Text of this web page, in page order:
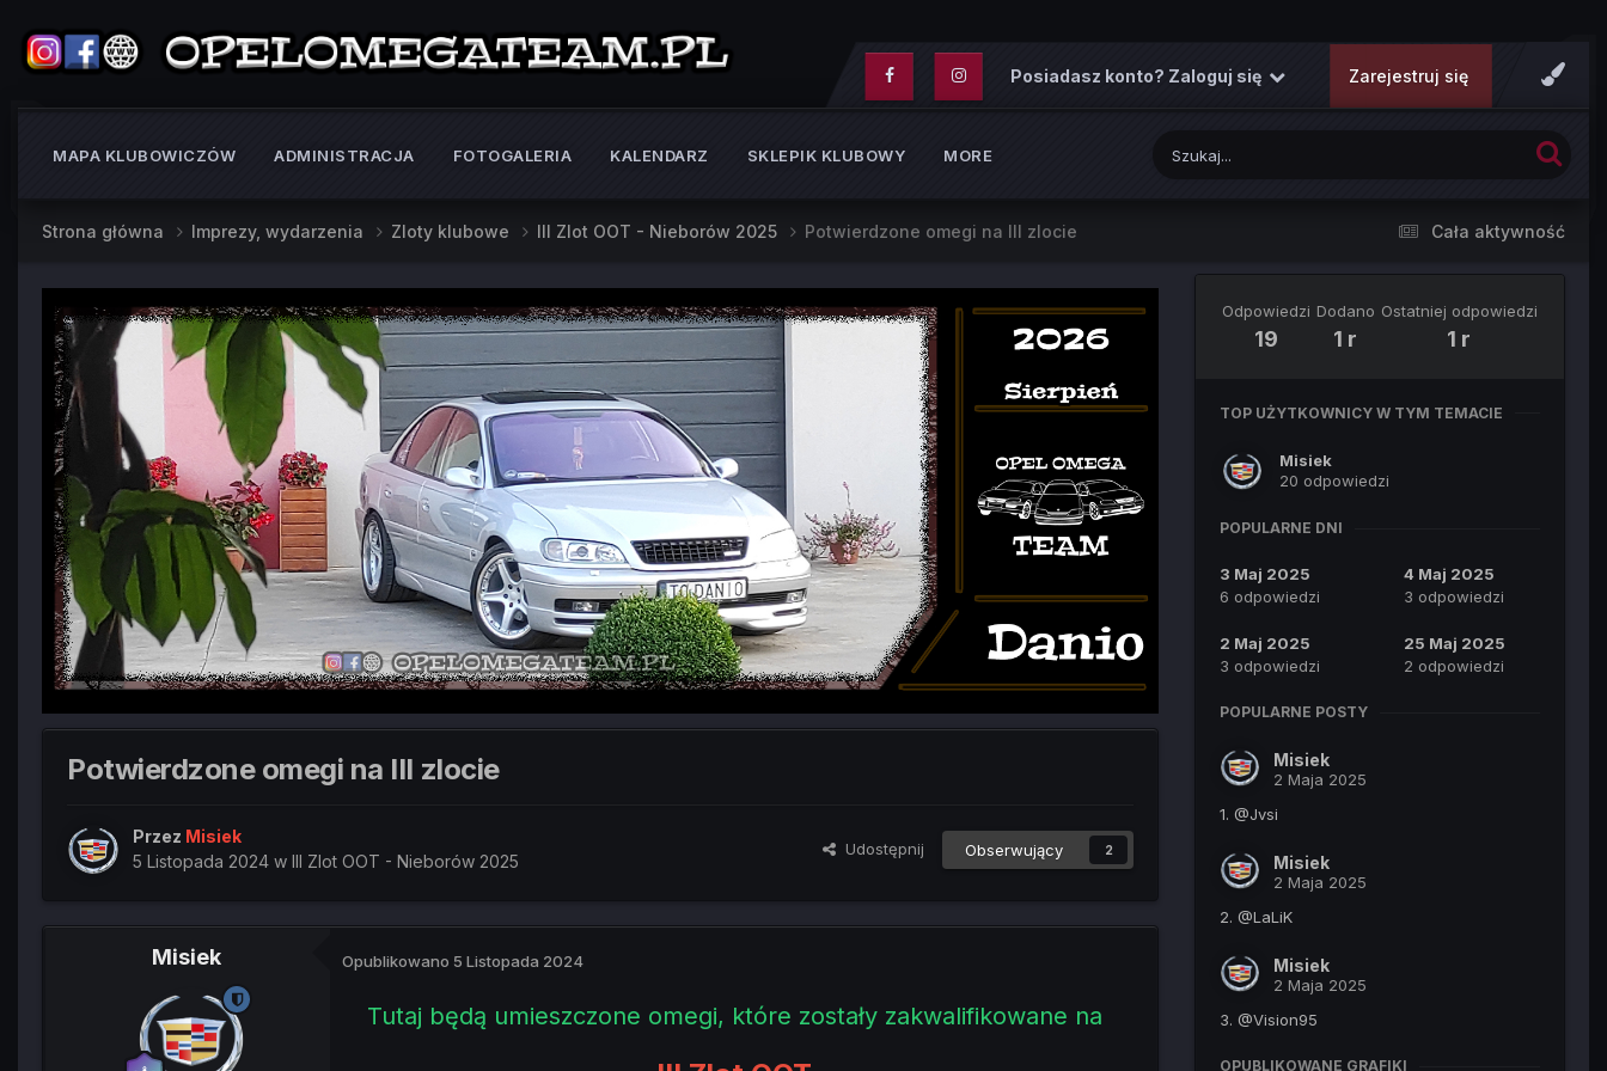
Posiadasz konto? Zaloguj się Zarejestruj się
MAPA KLUBOWICZÓW ADMINISTRACJA FOTOGALERIA KALENDARZ SKLEPIK KLUBOWY MORE
Cała aktywność
Strona główna Imprezy, wydarzenia Zloty klubowe III Zlot OOT - Nieborów 2025 Potwierdzone omegi na III zlocie
Potwierdzone omegi na III zlocie
Przez Misiek
5 Listopada 2024 w III Zlot OOT - Nieborów 2025
Udostępnij Obserwujący 2
Misiek Opublikowano 5 Listopada 2024
Tutaj będą umieszczone omegi, które zostały zakwalifikowane na
Odpowiedzi
19
Dodano
1 r
Ostatniej odpowiedzi
1 r
TOP UŻYTKOWNICY W TYM TEMACIE
Misiek
20 odpowiedzi
POPULARNE DNI
3 Maj 2025
6 odpowiedzi
4 Maj 2025
3 odpowiedzi
2 Maj 2025
3 odpowiedzi
25 Maj 2025
2 odpowiedzi
POPULARNE POSTY
Misiek
2 Maja 2025
1. @Jvsi
Misiek
2 Maja 2025
2. @LaLiK
Misiek
2 Maja 2025
3. @Vision95
OPUBLIKOWANE GRAFIKI